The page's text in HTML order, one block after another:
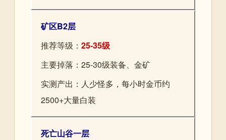
矿区B2层
推荐等级： 25-35级
主要掉落：25-30级装备、金矿
实测产出：人少怪多，每小时金币约
2500+大量白装
死亡山谷一层